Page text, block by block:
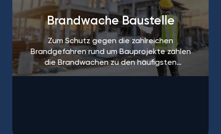
Brandwache Baustelle
Zum Schutz gegen die zahlreichen
Brandgefahren rund um Bauprojekte zählen
die Brandwachen zu den häufigsten